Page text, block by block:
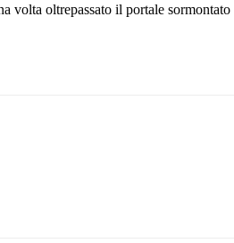
volta oltrepassato il portale